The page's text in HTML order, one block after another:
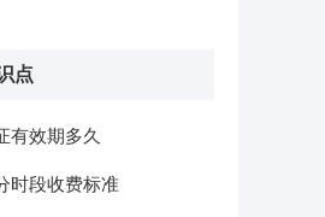
点
有效期多久
时段收费标准